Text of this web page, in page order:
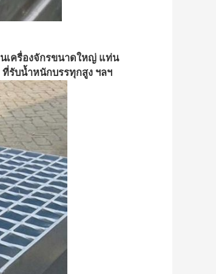
เครื่องจักรขนาดใหญ่ แท่น
รับน้ำหนักบรรทุกสูง ฯลฯ